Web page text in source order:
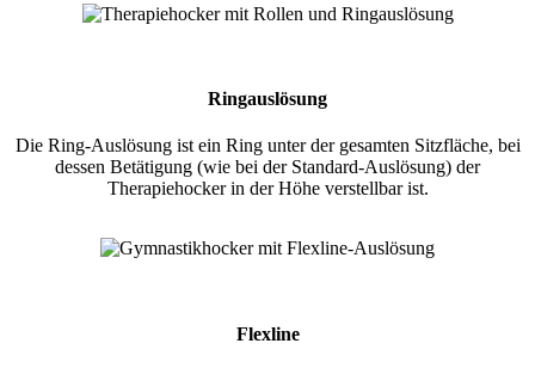
Ringauslösung
Die Ring-Auslösung ist ein Ring unter der gesamten Sitzfläche, bei
dessen Betätigung (wie bei der Standard-Auslösung) der
Therapiehocker in der Höhe verstellbar ist.
Flexline